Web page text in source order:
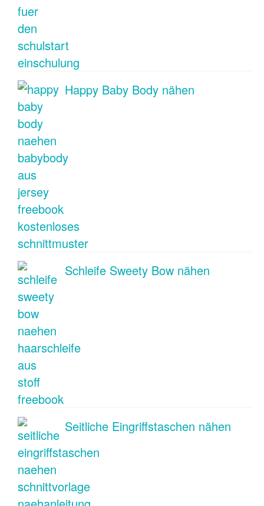
Happy Baby Body nähen
Schleife Sweety Bow nähen
Seitliche Eingriffstaschen nähen